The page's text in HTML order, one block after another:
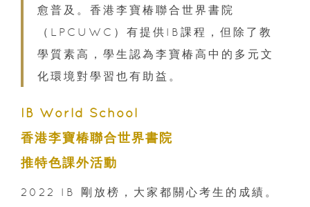
愈普及。香港李寶椿聯合世界書院
（LPCUWC）有提供IB課程，但除了教
學質素高，學生認為李寶椿高中的多元文
化環境對學習也有助益。
IB World School
香港李寶椿聯合世界書院
推特色課外活動
2022 IB 剛放榜，大家都關心考生的成績。